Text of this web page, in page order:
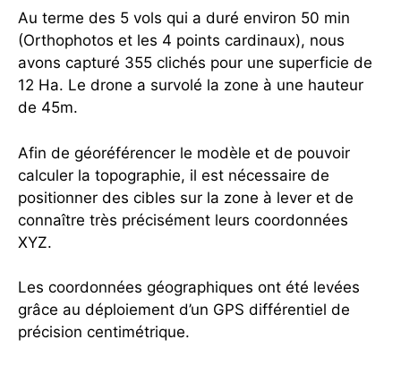
Au terme des 5 vols qui a duré environ 50 min
(Orthophotos et les 4 points cardinaux), nous
avons capturé 355 clichés pour une superficie de
12 Ha. Le drone a survolé la zone à une hauteur
de 45m.
Afin de géoréférencer le modèle et de pouvoir
calculer la topographie, il est nécessaire de
positionner des cibles sur la zone à lever et de
connaître très précisément leurs coordonnées
XYZ.
Les coordonnées géographiques ont été levées
grâce au déploiement d’un GPS différentiel de
précision centimétrique.